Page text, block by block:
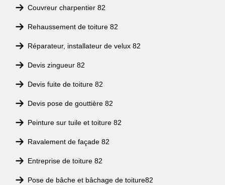
Couvreur charpentier 82
Rehaussement de toiture 82
Réparateur, installateur de velux 82
Devis zingueur 82
Devis fuite de toiture 82
Devis pose de gouttière 82
Peinture sur tuile et toiture 82
Ravalement de façade 82
Entreprise de toiture 82
Pose de bâche et bâchage de toiture82